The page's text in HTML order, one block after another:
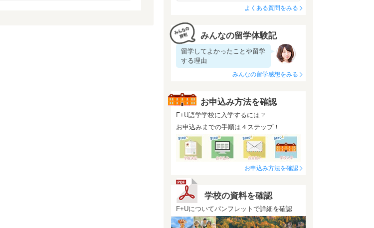
よくある質問をみる
みんなの留学体験記
留学してよかったことや留学
する理由
みんなの留学感想をみる
お申込み方法を確認
F+U語学学校に入学するには？
お申込みまでの手順は４ステップ！
お申込み方法を確認
学校の資料を確認
F+Uについてパンフレットで詳細を確認